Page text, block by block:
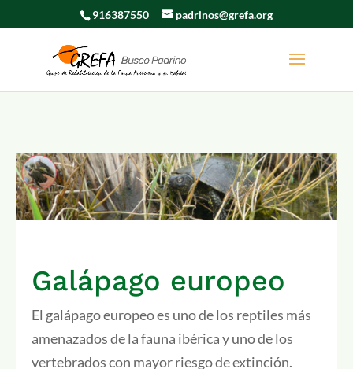
916387550 padrinos@grefa.org
Galápago europeo
El galápago europeo es uno de los reptiles más
amenazados de la fauna ibérica y uno de los
vertebrados con mayor riesgo de extinción.